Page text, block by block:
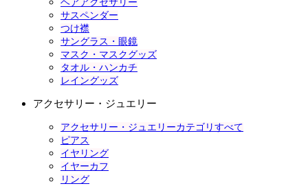
ヘアアクセサリー
サスペンダー
つけ襟
サングラス・眼鏡
マスク・マスクグッズ
タオル・ハンカチ
レイングッズ
アクセサリー・ジュエリー
アクセサリー・ジュエリーカテゴリすべて
ピアス
イヤリング
イヤーカフ
リング